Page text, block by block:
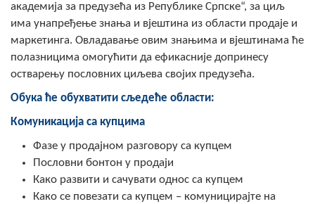
Пољопривреда
Туризам
Спорт
КОНТАКТ
академија за предузећа из Републике Српске“, за циљ
има унапређење знања и вјештина из области продаје и
маркетинга. Овладавање овим знањима и вјештинама ће
полазницима омогућити да ефикасније допринесу
остварењу пословних циљева својих предузећа.
Обука ће обухватити сљедеће области:
Комуникација са купцима
Фазе у продајном разговору са купцем
Пословни бонтон у продаји
Како развити и сачувати однос са купцем
Како се повезати са купцем – комуницирајте на